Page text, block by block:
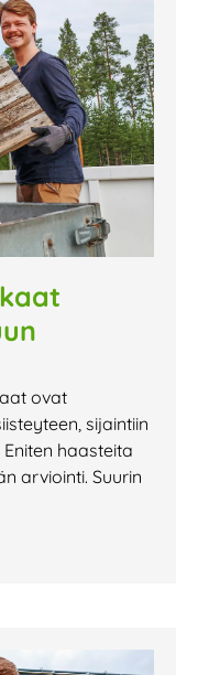
ovat
sijaintiin
haasteita
arviointi. Suurin